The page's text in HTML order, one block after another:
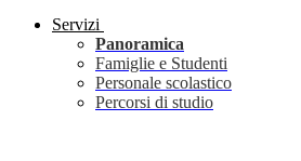
Servizi
Panoramica
Famiglie e Studenti
Personale scolastico
Percorsi di studio